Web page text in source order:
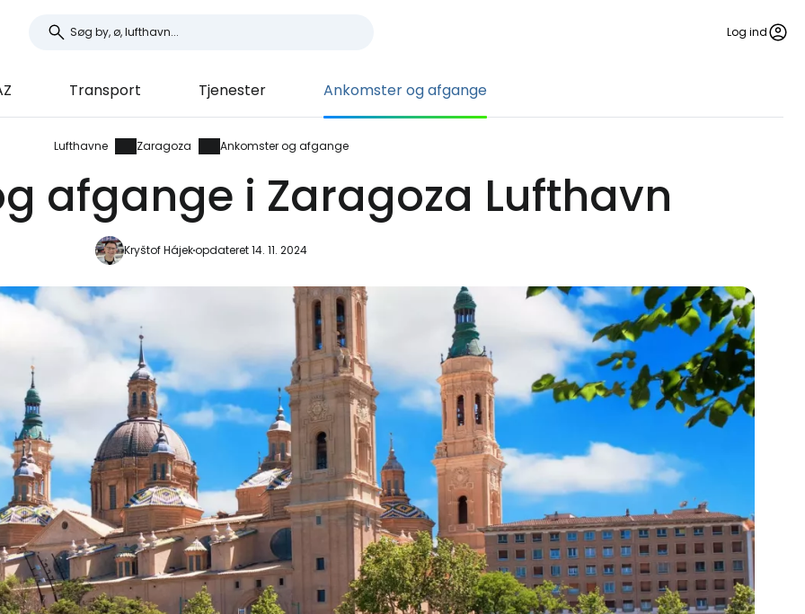
Log ind
Transport Tjenester Ankomster og afgange
Lufthavne Zaragoza Ankomster og afgange
afgange i Zaragoza Lufthavn
Kryštof Hájekopdateret 14. 11. 2024